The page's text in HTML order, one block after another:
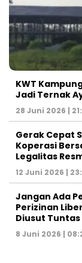
KWT
Jadi Ternak
28 Juni 2026 |
Gerak Cepat
Koperasi
Legalitas
12 Juni 2026 |
Jangan Ada
Perizinan
Diusut Tuntas
8 Juni 2026 |